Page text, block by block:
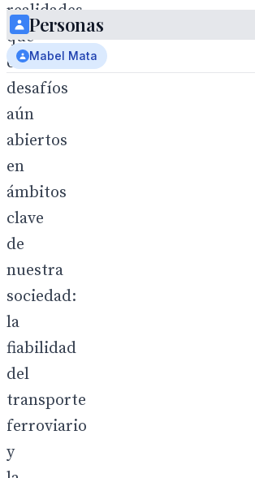
realidades
que
evidencian
desafíos
aún
abiertos
en
ámbitos
clave
de
nuestra
sociedad:
la
fiabilidad
del
transporte
ferroviario
y
Personas
Mabel Mata